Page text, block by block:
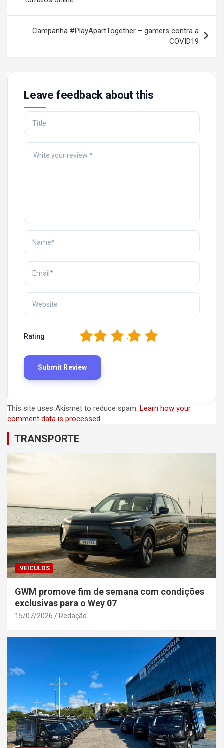
Campanha #PlayApartTogether – gamers contra a
COVID19
Leave feedback about this
Rating 5
4
3
2
This site uses Akismet to reduce spam. Learn how your
comment data is processed.
TRANSPORTE
.VEÍCULOS
GWM promove fim de semana com condições
exclusivas para o Wey 07
15/07/2026 Redação